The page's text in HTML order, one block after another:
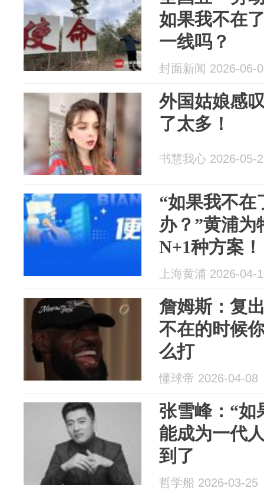
如果我不在
一线吗？
封面新闻 2026-06-
外国姑娘感
了太多！
书慧我心 2026-05-
“如果我不在
办？”黄浦为
N+1种方案！
上海黄浦 2026-04-
詹姆斯：复
不在的时候
么打
懂球帝 2026-04-08
张雪峰：“如
能成为一代
到了
哲学船 2026-03-25